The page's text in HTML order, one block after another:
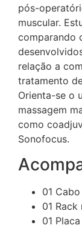
pós-
muscular.
comparando
relação a
tratamento
Orienta-se o
massagem
como
Sonofocus.
01
01 Rack
01